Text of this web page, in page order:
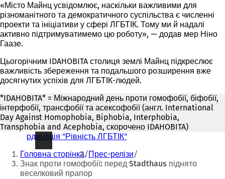
«Місто Майнц усвідомлює, наскільки важливими для
різноманітного та демократичного суспільства є численні
проекти та ініціативи у сфері ЛГБТІК. Тому ми й надалі
активно підтримуватимемо цю роботу», — додав мер Ніно
Гаазе.
Цьогорічним IDAHOBITA столиця землі Майнц підкреслює
важливість збереження та подальшого розширення вже
досягнутих успіхів для ЛГБТІК-людей.
*IDAHOBITA* = Міжнародний день проти гомофобії, біфобії,
інтерфобії, трансфобії та асексофобії (англ. International
Day Against Homophobia, Biphobia, Interphobia,
Transphobia and Acephobia, скорочено IDAHOBITA)
Координація "Рівність ЛГБТІК"
Ти
тут:
Головна сторінка Прес-релізи
Знак проти гомофобії: перед Stadthaus піднято
веселковий прапор